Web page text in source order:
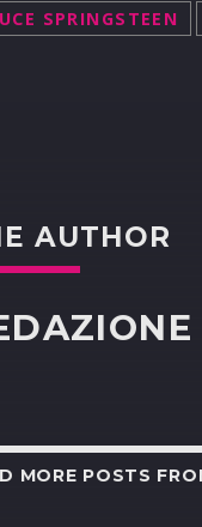
SPRINGSTEEN
AUTHOR
MORE POSTS